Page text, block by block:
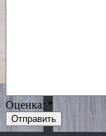
Оценка: *